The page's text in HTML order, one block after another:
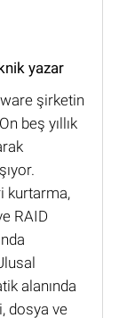
yazar
şirketin
beş yıllık
kurtarma,
RAID
alanında
dosya ve